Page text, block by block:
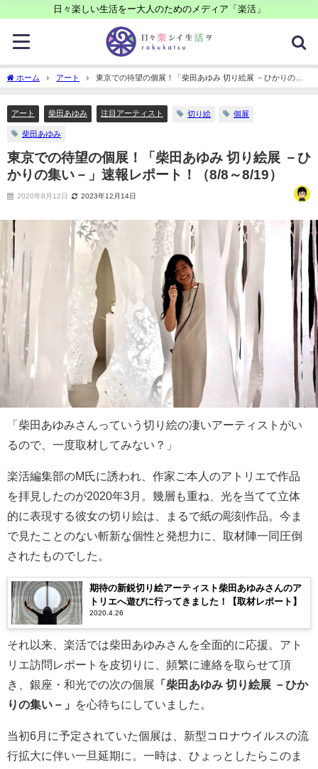
日々楽しい生活をー大人のためのメディア「楽活」
ホーム アート
東京での待望の個展！「柴田あゆみ 切り絵展 －ひかりの集
い－」速報レポート！（8/8～8/19）
アート 柴田あゆみ 注目アーティスト 切り絵 個展
柴田あゆみ
東京での待望の個展！「柴田あゆみ 切り絵展 －ひ
かりの集い－」速報レポート！（8/8～8/19）
2020年8月12日 2023年12月14日
「柴田あゆみさんっていう切り絵の凄いアーティストがい
るので、一度取材してみない？」
楽活編集部のM氏に誘われ、作家ご本人のアトリエで作品
を拝見したのが2020年3月。幾層も重ね、光を当てて立体
的に表現する彼女の切り絵は、まるで紙の彫刻作品。今ま
で見たことのない斬新な個性と発想力に、取材陣一同圧倒
されたものでした。
期待の新鋭切り絵アーティスト柴田あゆみさんのア
トリエへ遊びに行ってきました！【取材レポート】
2020.4.26
それ以来、楽活では柴田あゆみさんを全面的に応援。アト
リエ訪問レポートを皮切りに、頻繁に連絡を取らせて頂
き、銀座・和光での次の個展 「柴田あゆみ 切り絵展 －ひか
りの集い－」
を心待ちにしていました。
当初6月に予定されていた個展は、新型コロナウイルスの流
行拡大に伴い一旦延期に。一時は、ひょっとしたらこのま